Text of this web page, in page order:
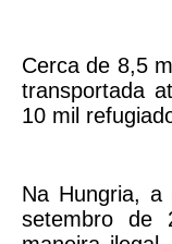
Cerca de 8,5
transportada
10 mil
Na Hungria, a
setembro de